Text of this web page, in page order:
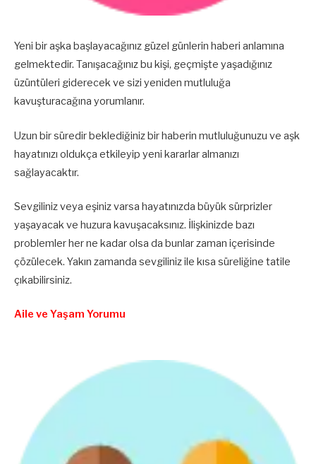
Yeni bir aşka başlayacağınız güzel günlerin haberi anlamına
gelmektedir. Tanışacağınız bu kişi, geçmişte yaşadığınız
üzüntüleri giderecek ve sizi yeniden mutluluğa
kavuşturacağına yorumlanır.
Uzun bir süredir beklediğiniz bir haberin mutluluğunuzu ve aşk
hayatınızı oldukça etkileyip yeni kararlar almanızı
sağlayacaktır.
Sevgiliniz veya eşiniz varsa hayatınızda büyük sürprizler
yaşayacak ve huzura kavuşacaksınız. İlişkinizde bazı
problemler her ne kadar olsa da bunlar zaman içerisinde
çözülecek. Yakın zamanda sevgiliniz ile kısa süreliğine tatile
çıkabilirsiniz.
Aile ve Yaşam Yorumu